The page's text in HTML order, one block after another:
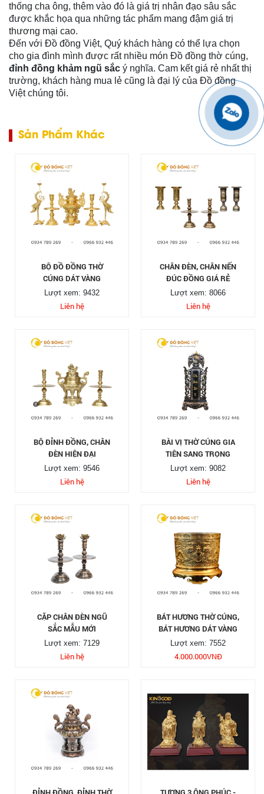
thống cha ông, thêm vào đó là giá trị nhân đạo sâu sắc
được khắc họa qua những tác phẩm mang đậm giá trị
thương mại cao.
Đến với Đồ đồng Việt, Quý khách hàng có thể lựa chọn
cho gia đình mình được rất nhiều món Đồ đồng thờ cúng,
đỉnh đồng khảm ngũ sắc ý nghĩa. Cam kết giá rẻ nhất thị
trường, khách hàng mua lẻ cũng là đại lý của Đồ đồng
Việt chúng tôi.
Sản Phẩm Khác
BỘ ĐỒ ĐỒNG THỜ
CÚNG DÁT VÀNG
Lượt xem: 9432
Liên hệ
CHÂN ĐÈN, CHÂN NẾN
ĐÚC ĐỒNG GIÁ RẺ
Lượt xem: 8066
Liên hệ
BỘ ĐỈNH ĐỒNG, CHÂN
ĐÈN HIỆN ĐẠI
Lượt xem: 9546
Liên hệ
BÀI VỊ THỜ CÚNG GIA
TIÊN SANG TRỌNG
Lượt xem: 9082
Liên hệ
CẶP CHÂN ĐÈN NGŨ
SẮC MẪU MỚI
Lượt xem: 7129
Liên hệ
BÁT HƯƠNG THỜ CÚNG,
BÁT HƯƠNG DÁT VÀNG
Lượt xem: 7552
4.000.000VNĐ